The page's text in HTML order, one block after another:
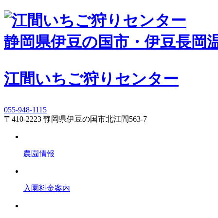
静岡県伊豆の国市・伊豆長岡
江間いちご狩りセンター
055-948-1115
〒410-2223 静岡県伊豆の国市北江間563-7
農園情報
入園料金案内